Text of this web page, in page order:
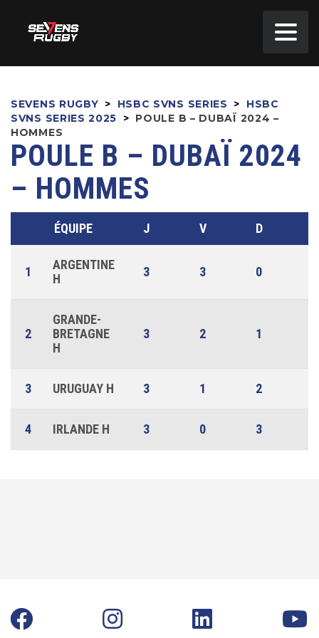
SEVENS RUGBY > HSBC SVNS SERIES >
HSBC
SVNS SERIES 2025
> POULE B – DUBAÏ 2024 –
HOMMES
POULE B – DUBAÏ 2024
– HOMMES
ÉQUIPE J V D
1
ARGENTINE
H
3 3 0
2
GRANDE-
BRETAGNE
H
3 2 1
3 URUGUAY H 3 1 2
4 IRLANDE H 3 0 3